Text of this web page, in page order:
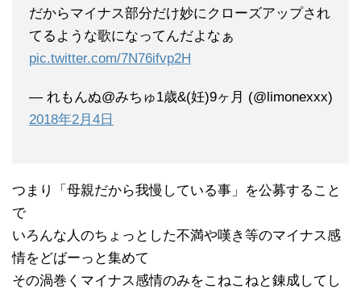
だからマイナス部分だけ妙にクローズアップされ
てるような歌になってんだよなぁ
pic.twitter.com/7N76ifvp2H
— れもんぬ@みちゅ1歳&(妊)9ヶ月 (@limonexxx)
2018年2月4日
つまり「母親だから我慢している事」を公募すること
で
いろんな人のちょっとした不満や嘆き等のマイナス感
情をどばーっと集めて
その渦巻くマイナス感情のみをこねこねと錬成してし